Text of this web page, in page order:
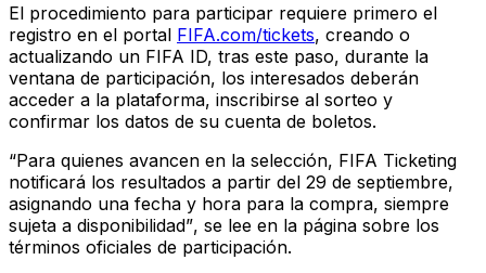
El procedimiento para participar requiere primero el
registro en el portal FIFA.com/tickets, creando o
actualizando un FIFA ID, tras este paso, durante la
ventana de participación, los interesados deberán
acceder a la plataforma, inscribirse al sorteo y
confirmar los datos de su cuenta de boletos.
“Para quienes avancen en la selección, FIFA Ticketing
notificará los resultados a partir del 29 de septiembre,
asignando una fecha y hora para la compra, siempre
sujeta a disponibilidad”, se lee en la página sobre los
términos oficiales de participación.